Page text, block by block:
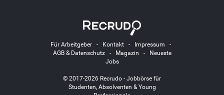
Für Arbeitgeber- Kontakt- Impressum -
AGB & Datenschutz- Magazin -
Neueste
Jobs
© 2017-2026 Recrudo - Jobbörse für
Studenten, Absolventen & Young